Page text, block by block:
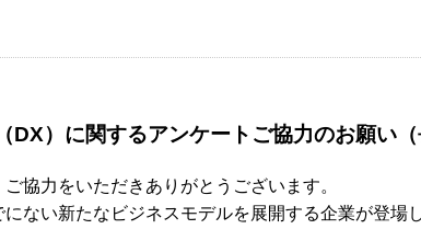
）に関するアンケートご協力のお願い（
協力をいただきありがとうございます。
ない新たなビジネスモデルを展開する企業が登場